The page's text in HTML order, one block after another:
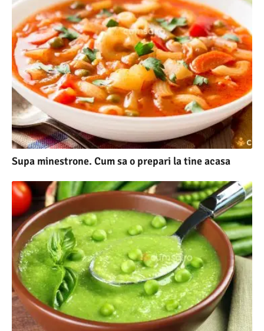
Supa minestrone. Cum sa o prepari la tine acasa